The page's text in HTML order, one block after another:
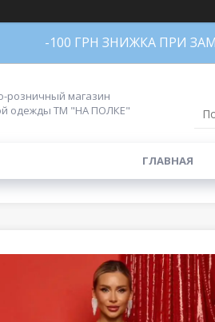
-100 ГРН ЗНИЖКА ПРИ
розничный магазин
одежды ТМ "НА ПОЛКЕ"
ГЛАВНАЯ